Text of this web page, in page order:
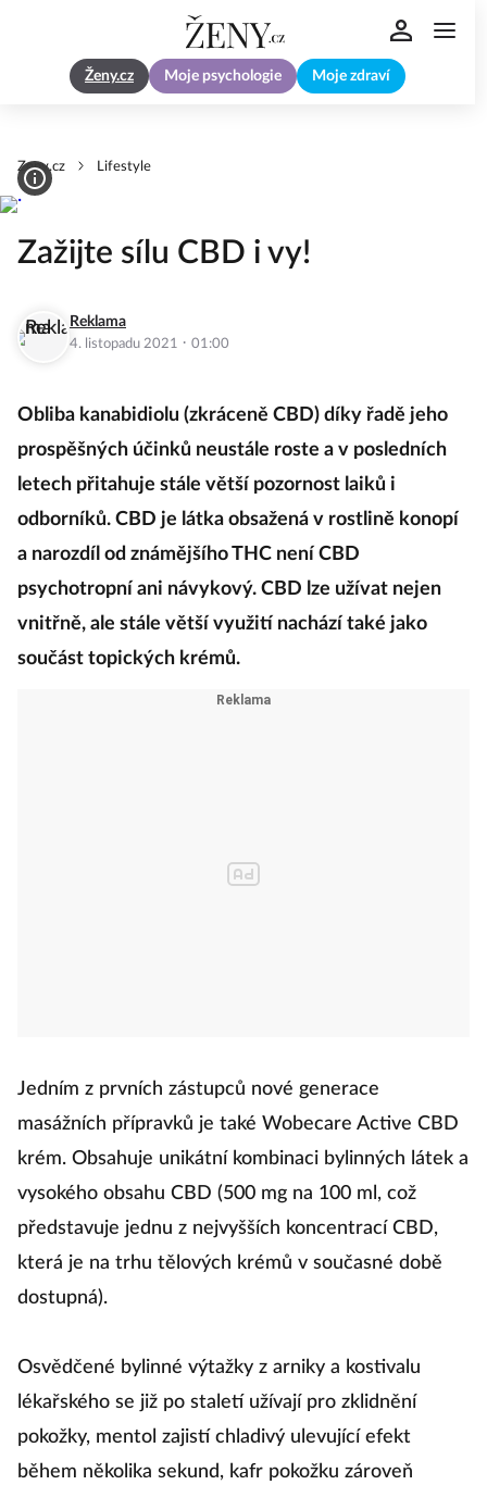
Ženy.cz Moje psychologie Moje zdraví
Zeny.cz Lifestyle
Zažijte sílu CBD i vy!
Reklama
4. listopadu 2021 · 01:00
Obliba kanabidiolu (zkráceně CBD) díky řadě jeho
prospěšných účinků neustále roste a v posledních
letech přitahuje stále větší pozornost laiků i
odborníků. CBD je látka obsažená v rostlině konopí
a narozdíl od známějšího THC není CBD
psychotropní ani návykový. CBD lze užívat nejen
vnitřně, ale stále větší využití nachází také jako
součást topických krémů.
Jedním z prvních zástupců nové generace
masážních přípravků je také Wobecare Active CBD
krém. Obsahuje unikátní kombinaci bylinných látek a
vysokého obsahu CBD (500 mg na 100 ml, což
představuje jednu z nejvyšších koncentrací CBD,
která je na trhu tělových krémů v současné době
dostupná).
Osvědčené bylinné výtažky z arniky a kostivalu
lékařského se již po staletí užívají pro zklidnění
pokožky, mentol zajistí chladivý ulevující efekt
během několika sekund, kafr pokožku zároveň